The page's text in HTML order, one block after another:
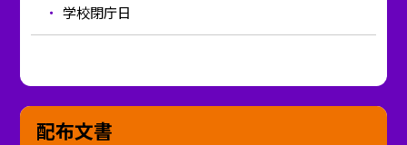
学校閉庁日
配布文書